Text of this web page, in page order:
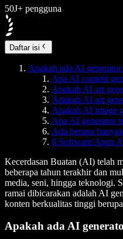
50J+ pengguna
Daftar isi
Apakah ada AI generator
Apa AI content
Apakah AI art
Adakah AI art
Apakah AI image
Apa AI generator
Ada berapa
8 Software/Apps
Kecerdasan Buatan (AI) telah
beberapa tahun terakhir dan
media, seni, hingga teknologi.
ramai dibicarakan adalah AI
konten berkualitas tinggi
Apakah ada AI